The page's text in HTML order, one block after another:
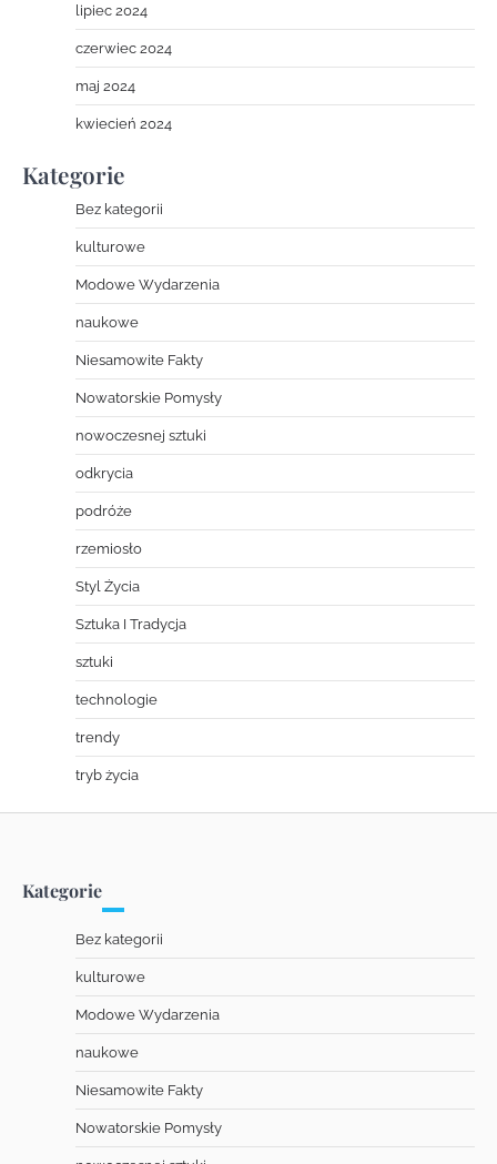
lipiec 2024
czerwiec 2024
maj 2024
kwiecień 2024
Kategorie
Bez kategorii
kulturowe
Modowe Wydarzenia
naukowe
Niesamowite Fakty
Nowatorskie Pomysły
nowoczesnej sztuki
odkrycia
podróże
rzemiosło
Styl Życia
Sztuka I Tradycja
sztuki
technologie
trendy
tryb życia
Kategorie
Bez kategorii
kulturowe
Modowe Wydarzenia
naukowe
Niesamowite Fakty
Nowatorskie Pomysły